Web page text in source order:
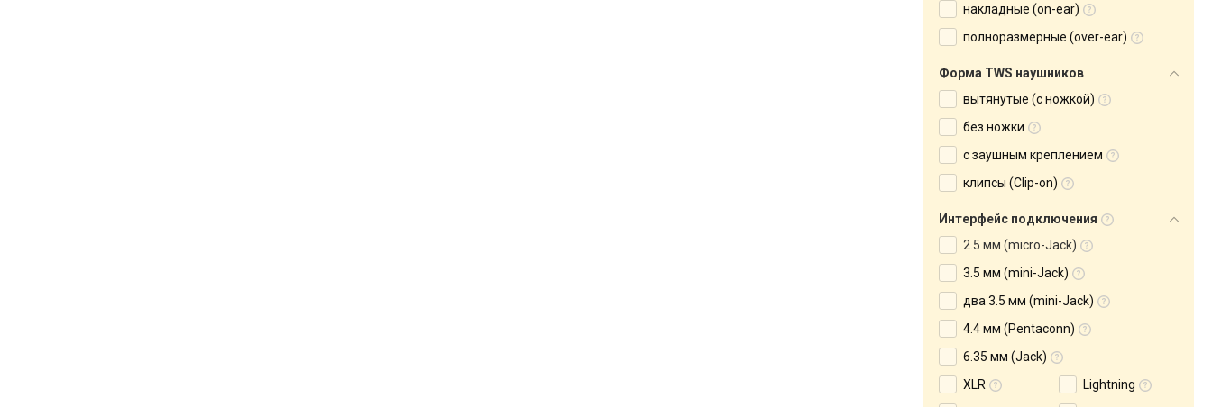
накладные (on-ear)
полноразмерные (over-ear)
Форма TWS наушников
вытянутые (с ножкой)
без ножки
с заушным креплением
клипсы (Clip-on)
Интерфейс подключения
2.5 мм (micro-Jack)
3.5 мм (mini-Jack)
два 3.5 мм (mini-Jack)
4.4 мм (Pentaconn)
6.35 мм (Jack)
XLR
Lightning